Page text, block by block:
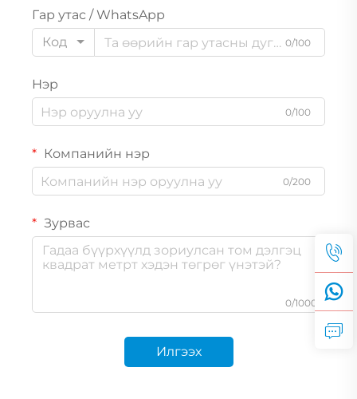
Гар утас / WhatsApp
Код
0/100
Нэр
0/100
Компанийн нэр
0/200
Зурвас
0/1000
Илгээх